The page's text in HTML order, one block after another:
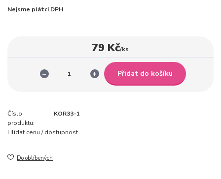
Nejsme plátci DPH
79 Kč/ks
Přidat do košíku
Číslo
produktu:
KOR33-1
Hlídat cenu / dostupnost
Do oblíbených